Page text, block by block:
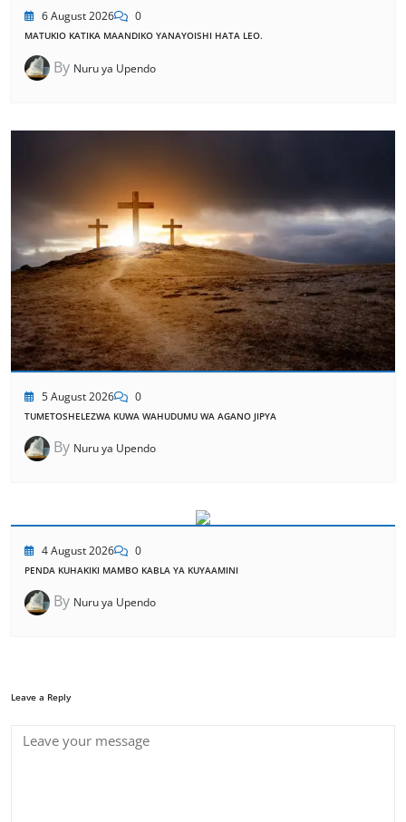
6 August 2026 0
MATUKIO KATIKA MAANDIKO YANAYOISHI HATA LEO.
By Nuru ya Upendo
5 August 2026 0
TUMETOSHELEZWA KUWA WAHUDUMU WA AGANO JIPYA
By Nuru ya Upendo
4 August 2026 0
PENDA KUHAKIKI MAMBO KABLA YA KUYAAMINI
By Nuru ya Upendo
Leave a Reply